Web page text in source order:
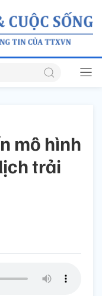
mô hình
trải